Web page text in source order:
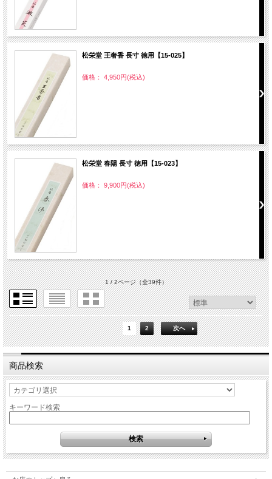
松栄堂 王奢香 長寸 徳用【15-025】
価格： 4,950円(税込)
松栄堂 春陽 長寸 徳用【15-023】
価格： 9,900円(税込)
1 / 2ページ（全39件）
1 2 次へ
商品検索
キーワード検索